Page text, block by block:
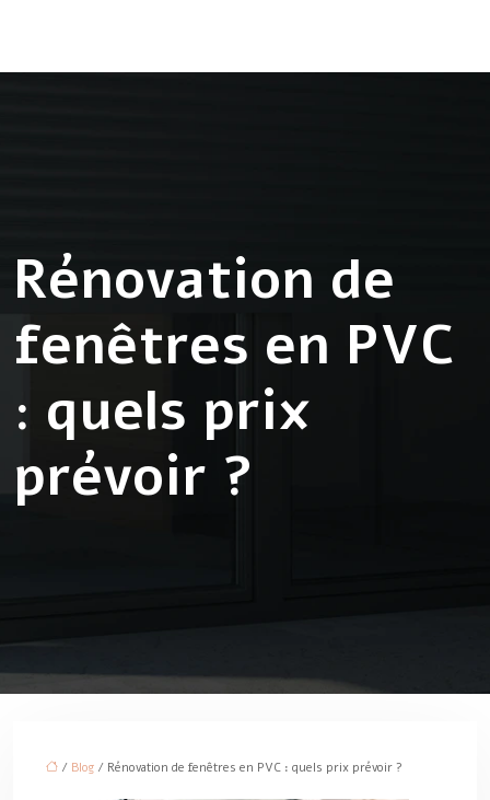
Rénovation de
fenêtres en PVC
: quels prix
prévoir ?
/ Blog / Rénovation de fenêtres en PVC : quels prix prévoir ?